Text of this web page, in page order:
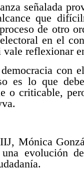
señalada
que
de otro
en el
reflexionar
con
es lo que
o criticable,
Mónica
evolución